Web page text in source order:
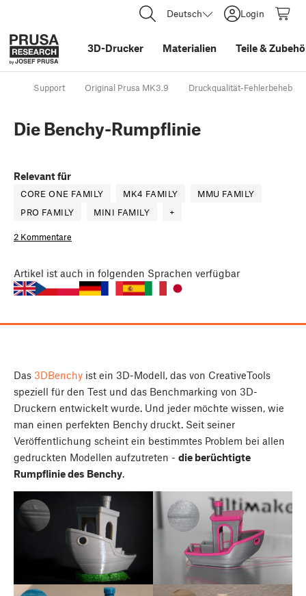
Deutsch Login
3D-Drucker Materialien Teile&
Support Original Prusa MK3.9 Druckqualität-Fehlerbehebung
Die Benchy-Rumpflinie
Relevant für
CORE ONE FAMILY MK4 FAMILY
MMU FAMILY
PRO FAMILY
MINI FAMILY +
2 Kommentare
Artikel ist auch in folgenden Sprachen verfügbar
Das 3DBenchy ist ein 3D-Modell, das von CreativeTools
speziell für den Test und das Benchmarking von 3D-
Druckern entwickelt wurde. Und jeder möchte wissen, wie
man einen perfekten Benchy druckt. Seit seiner
Veröffentlichung scheint ein bestimmtes Problem bei allen
gedruckten Modellen aufzutreten - die berüchtigte
Rumpflinie des Benchy.